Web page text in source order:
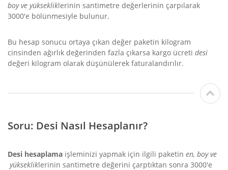
boy ve yüksekliklerinin santimetre değerlerinin çarpılarak
3000'e bölünmesiyle bulunur.
Bu hesap sonucu ortaya çıkan değer paketin kilogram
cinsinden ağırlık değerinden fazla çıkarsa kargo ücreti desi
değeri kilogram olarak düşünülerek faturalandırılır.
Soru: Desi Nasıl Hesaplanır?
Desi hesaplama işleminizi yapmak için ilgili paketin en, boy ve
yüksekliklerinin santimetre değerini çarptıktan sonra 3000'e